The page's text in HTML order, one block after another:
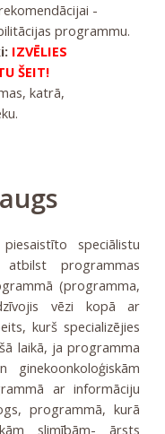
-
programmu.
IZVĒLIES
ŠEIT!
katrā,
speciālistu
atbilst programmas
(programma,
vēzi kopā ar
kurš specializējies
laikā, ja programma
ar informāciju
programmā, kurā
slimībām- ārsts